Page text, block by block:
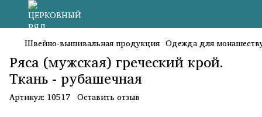
Швейно-вышивальная продукция Одежда для
Ряса (мужская) греческий крой.
Ткань - рубашечная
Артикул: 10517 Оставить отзыв